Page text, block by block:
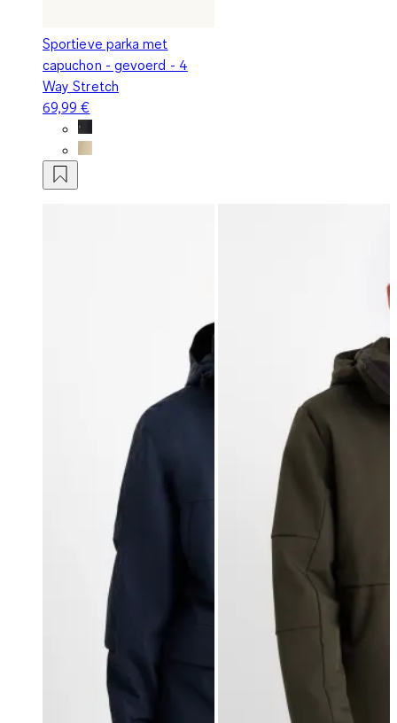
Sportieve parka met
capuchon - gevoerd - 4
Way Stretch
69,99 €